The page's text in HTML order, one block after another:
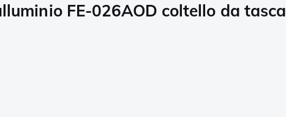
FE-026AOD coltello da tasca